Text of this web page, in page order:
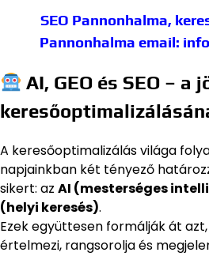
SEO Pannonhalma,
Pannonhalma email:
AI, GEO és SEO – a
A keresőoptimalizálás világa
napjainkban két tényező
sikert: az AI (mesterséges
(helyi keresés).
Ezek együttesen formálják át
értelmezi, rangsorolja és